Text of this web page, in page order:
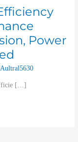
Power
Aultral5630
[…]